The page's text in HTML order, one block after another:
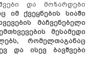
და მოზარდები
იმ ქვეყნების სიაში
მაჩვენებელი
მესამედი
რომელთაგანაც
და ისევ ბავშვები